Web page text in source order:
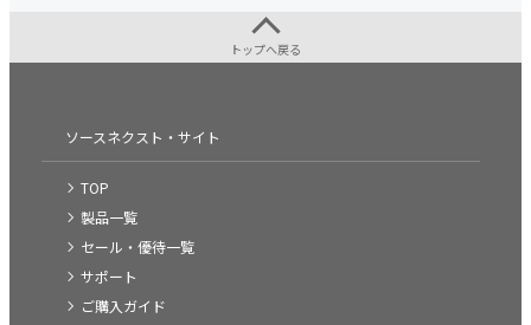
トップへ戻る
ソースネクスト・サイト
TOP
製品一覧
セール・優待一覧
サポート
ご購入ガイド